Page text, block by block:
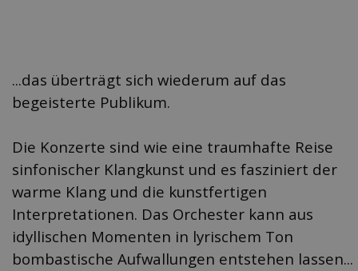
...das überträgt sich wiederum auf das
begeisterte Publikum.
Die Konzerte sind wie eine traumhafte Reise
sinfonischer Klangkunst und es fasziniert der
warme Klang und die kunstfertigen
Interpretationen. Das Orchester kann aus
idyllischen Momenten in lyrischem Ton
bombastische Aufwallungen entstehen lassen...